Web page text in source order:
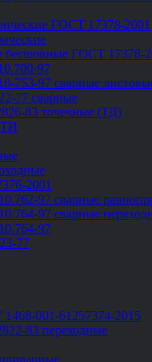
ГОСТ 17378-2001
бесшовные ГОСТ 17378-
97
753-97 сварные
77 сварные
83 точечные (ТД)
2001
97 сварные
97 сварные
97
77
001-61257374-2015
83 переходные